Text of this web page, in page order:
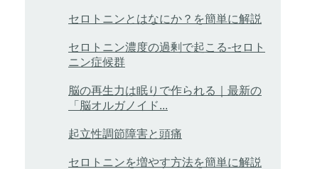
セロトニンとはなにか？を簡単に解説
セロトニン濃度の過剰で起こる-セロト
ニン症候群
脳の再生力は眠りで作られる｜最新の
「脳オルガノイド...
起立性調節障害と頭痛
セロトニンを増やす方法を簡単に解説